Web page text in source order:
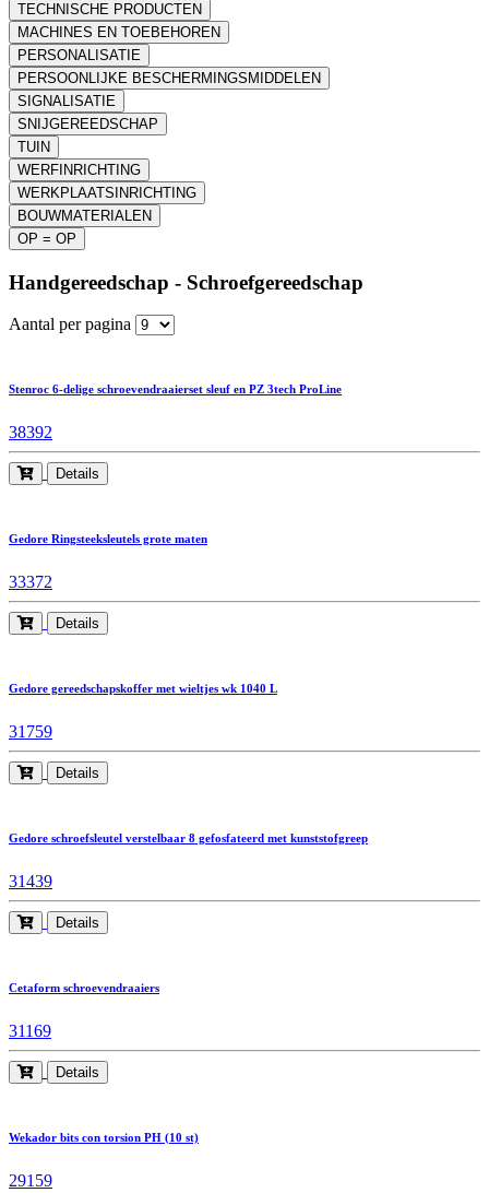
TECHNISCHE PRODUCTEN
MACHINES EN TOEBEHOREN
PERSONALISATIE
PERSOONLIJKE BESCHERMINGSMIDDELEN
SIGNALISATIE
SNIJGEREEDSCHAP
TUIN
WERFINRICHTING
WERKPLAATSINRICHTING
BOUWMATERIALEN
OP = OP
Handgereedschap - Schroefgereedschap
Aantal per pagina
Stenroc 6-delige schroevendraaierset sleuf en PZ 3tech ProLine
38392
Details
Gedore Ringsteeksleutels grote maten
33372
Details
Gedore gereedschapskoffer met wieltjes wk 1040 L
31759
Details
Gedore schroefsleutel verstelbaar 8 gefosfateerd met kunststofgreep
31439
Details
Cetaform schroevendraaiers
31169
Details
Wekador bits con torsion PH (10 st)
29159